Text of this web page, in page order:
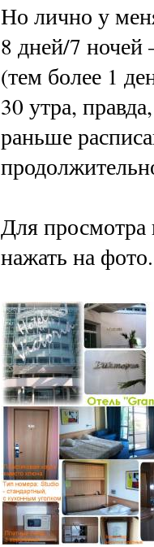
Но лично у
8 дней/7 ночей
(тем более 1
30 утра,
раньше
Для просмотра
нажать на фото.